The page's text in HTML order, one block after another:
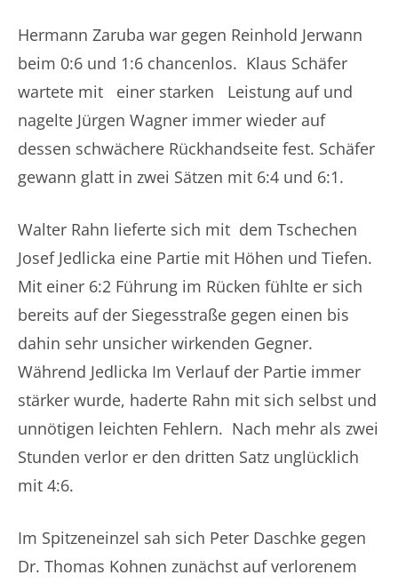
Hermann Zaruba war gegen Reinhold Jerwann
beim 0:6 und 1:6 chancenlos. Klaus Schäfer
wartete mit einer starken Leistung auf und
nagelte Jürgen Wagner immer wieder auf
dessen schwächere Rückhandseite fest. Schäfer
gewann glatt in zwei Sätzen mit 6:4 und 6:1.
Walter Rahn lieferte sich mit dem Tschechen
Josef Jedlicka eine Partie mit Höhen und Tiefen.
Mit einer 6:2 Führung im Rücken fühlte er sich
bereits auf der Siegesstraße gegen einen bis
dahin sehr unsicher wirkenden Gegner.
Während Jedlicka Im Verlauf der Partie immer
stärker wurde, haderte Rahn mit sich selbst und
unnötigen leichten Fehlern. Nach mehr als zwei
Stunden verlor er den dritten Satz unglücklich
mit 4:6.
Im Spitzeneinzel sah sich Peter Daschke gegen
Dr. Thomas Kohnen zunächst auf verlorenem